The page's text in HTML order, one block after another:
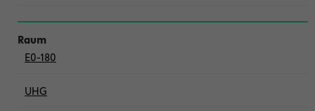
E0-180
UHG